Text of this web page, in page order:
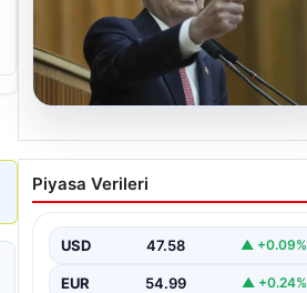
Kılıçdaroğlu: Hesap
sormaktan da vermekten
Piyasa Verileri
USD 47.58 ▲ +0.09%
EUR 54.99 ▲ +0.24%